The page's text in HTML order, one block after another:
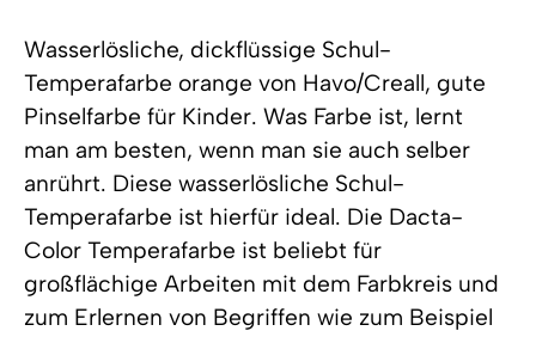
Wasserlösliche, dickflüssige Schul-
Temperafarbe orange von Havo/Creall, gute
Pinselfarbe für Kinder. Was Farbe ist, lernt
man am besten, wenn man sie auch selber
anrührt. Diese wasserlösliche Schul-
Temperafarbe ist hierfür ideal. Die Dacta-
Color Temperafarbe ist beliebt für
großflächige Arbeiten mit dem Farbkreis und
zum Erlernen von Begriffen wie zum Beispiel